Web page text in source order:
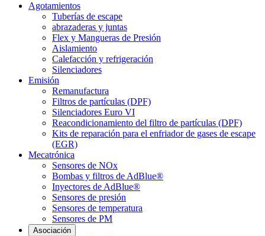
Agotamientos
Tuberías de escape
abrazaderas y juntas
Flex y Mangueras de Presión
Aislamiento
Calefacción y refrigeración
Silenciadores
Emisión
Remanufactura
Filtros de partículas (DPF)
Silenciadores Euro VI
Reacondicionamiento del filtro de partículas (DPF)
Kits de reparación para el enfriador de gases de escape
(EGR)
Mecatrónica
Sensores de NOx
Bombas y filtros de AdBlue®
Inyectores de AdBlue®
Sensores de presión
Sensores de temperatura
Sensores de PM
Asociación